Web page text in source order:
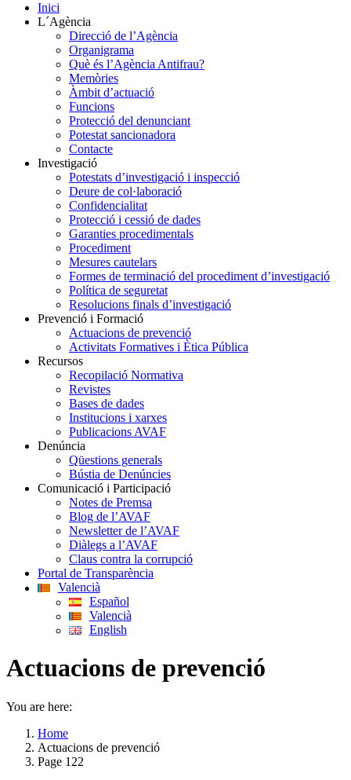
Inici
L´Agència
Direcció de l’Agència
Organigrama
Què és l’Agència Antifrau?
Memòries
Àmbit d’actuació
Funcions
Protecció del denunciant
Potestat sancionadora
Contacte
Investigació
Potestats d’investigació i inspecció
Deure de col·laboració
Confidencialitat
Protecció i cessió de dades
Garanties procedimentals
Procediment
Mesures cautelars
Formes de terminació del procediment d’investigació
Política de seguretat
Resolucions finals d’investigació
Prevenció i Formació
Actuacions de prevenció
Activitats Formatives i Ètica Pública
Recursos
Recopilació Normativa
Revistes
Bases de dades
Institucions i xarxes
Publicacions AVAF
Denúncia
Qüestions generals
Bústia de Denúncies
Comunicació i Participació
Notes de Premsa
Blog de l’AVAF
Newsletter de l’AVAF
Diàlegs a l’AVAF
Claus contra la corrupció
Portal de Transparència
Valencià
Español
Valencià
English
Actuacions de prevenció
You are here:
Home
Actuacions de prevenció
Page 122